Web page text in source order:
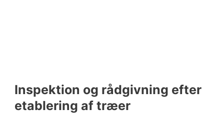
Inspektion og rådgivning efter
etablering af træer